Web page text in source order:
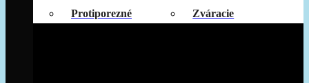
Protiporezné
Zváracie